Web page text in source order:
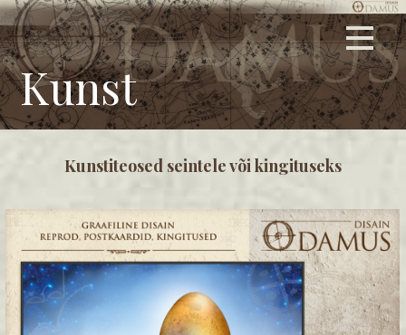
Skip
to
content
ODAMUS DISAIN
Graafiline disain, logode ja firmasümboolika kujundamine,
keskkonnasõbralikud trükised, tehnilised joonised, stiilsed
kingitused ja ärimeened.
Kunst
Kunstiteosed seintele või kingituseks